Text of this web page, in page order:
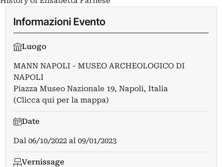
Informazioni Evento
Luogo
MANN NAPOLI - MUSEO ARCHEOLOGICO DI
NAPOLI
Piazza Museo Nazionale 19, Napoli, Italia
(Clicca qui per la mappa)
Date
Dal 06/10/2022 al 09/01/2023
Vernissage